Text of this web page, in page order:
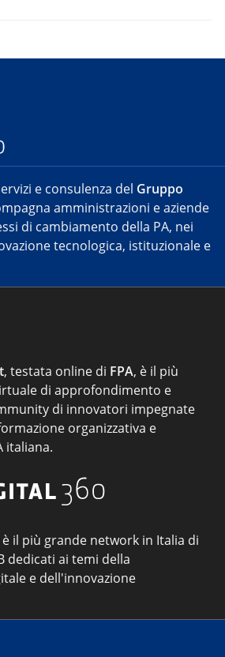
e consulenza del Gruppo
amministrazioni e aziende
di cambiamento della PA, nei
tecnologica, istituzionale e
, testata online di FPA, è il più
di approfondimento e
di innovatori impegnate
organizzativa e
italiana.
è il più grande network in Italia di
dedicati ai temi della
e dell'innovazione